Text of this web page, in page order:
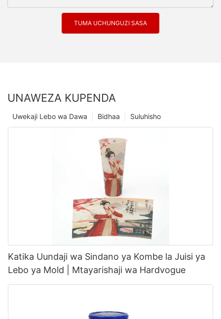
TUMA UCHUNGUZI SASA
UNAWEZA KUPENDA
Suluhisho
Bidhaa
Uwekaji Lebo wa Dawa
Katika Uundaji wa Sindano ya Kombe la Juisi ya
Lebo ya Mold | Mtayarishaji wa Hardvogue